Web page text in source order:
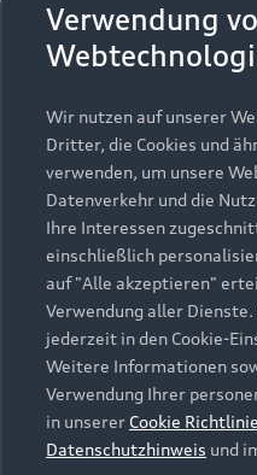
Modelle
Alle Modelle
Modelle vergleichen
Elektromodelle
Plug-in-Hybride
Kaufen & leasen
Neuwagensuche
Gebrauchtwagensuche
Gebrauchtwagen
Finanzierung
Aktionen & Angebote
Geschäftskunden
Service & Zubehör
Saisonale Angebote
Audi Services
Garantie
Audi digital services
myAudi
Support
Kundenservice
Händlersuche
Audi Code
Über Audi
Unternehmen
Karriere
Verwendung
Wir nutzen auf unserer
Dritter, die Cookies und
verwenden, um unsere
Datenverkehr und die
Ihre Interessen
einschließlich
auf "Alle akzeptieren"
Verwendung aller
jederzeit in den Cookie-
Weitere Informationen
Verwendung Ihrer
in unserer Cookie Richtlinie
Datenschutzhinweis und